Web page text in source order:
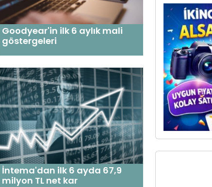
Goodyear'in ilk 6 aylık mali
göstergeleri
İntema'dan ilk 6 ayda 67,9
milyon TL net kar